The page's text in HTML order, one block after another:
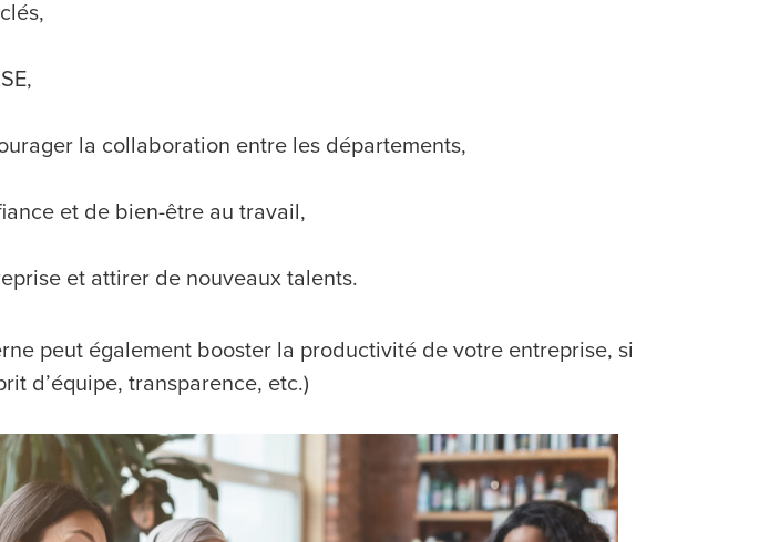
la collaboration entre les départements,
et de bien-être au travail,
et attirer de nouveaux talents.
peut également booster la productivité de votre entreprise, si
d’équipe, transparence, etc.)